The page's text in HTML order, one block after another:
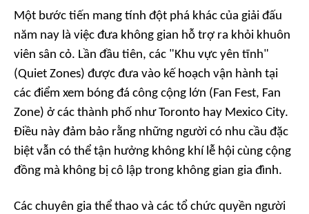
Một bước tiến mang tính đột phá khác của giải đấu
năm nay là việc đưa không gian hỗ trợ ra khỏi khuôn
viên sân cỏ. Lần đầu tiên, các "Khu vực yên tĩnh"
(Quiet Zones) được đưa vào kế hoạch vận hành tại
các điểm xem bóng đá công cộng lớn (Fan Fest, Fan
Zone) ở các thành phố như Toronto hay Mexico City.
Điều này đảm bảo rằng những người có nhu cầu đặc
biệt vẫn có thể tận hưởng không khí lễ hội cùng cộng
đồng mà không bị cô lập trong không gian gia đình.
Các chuyên gia thể thao và các tổ chức quyền người